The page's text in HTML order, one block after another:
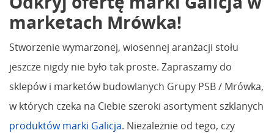
marketach Mrówka!
Stworzenie wymarzonej, wiosennej aranżacji stołu
jeszcze nigdy nie było tak proste. Zapraszamy do
sklepów i marketów budowlanych Grupy PSB / Mrówka,
w których czeka na Ciebie szeroki asortyment szklanych
produktów marki Galicja. Niezależnie od tego, czy